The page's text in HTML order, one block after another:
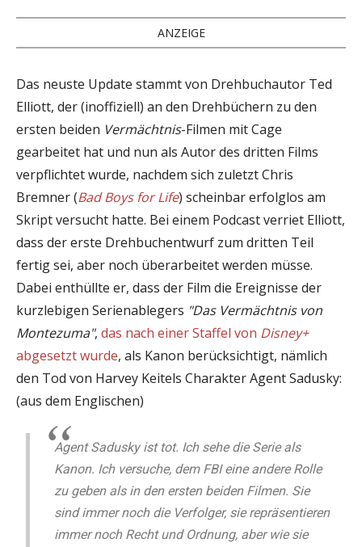
ANZEIGE
Das neuste Update stammt von Drehbuchautor Ted
Elliott, der (inoffiziell) an den Drehbüchern zu den
ersten beiden Vermächtnis-Filmen mit Cage
gearbeitet hat und nun als Autor des dritten Films
verpflichtet wurde, nachdem sich zuletzt Chris
Bremner (Bad Boys for Life) scheinbar erfolglos am
Skript versucht hatte. Bei einem Podcast verriet Elliott,
dass der erste Drehbuchentwurf zum dritten Teil
fertig sei, aber noch überarbeitet werden müsse.
Dabei enthüllte er, dass der Film die Ereignisse der
kurzlebigen Serienablegers "Das Vermächtnis von
Montezuma", das nach einer Staffel von Disney+
abgesetzt wurde, als Kanon berücksichtigt, nämlich
den Tod von Harvey Keitels Charakter Agent Sadusky:
(aus dem Englischen)
Agent Sadusky ist tot. Ich sehe die Serie als
Kanon. Ich versuche, dem FBI eine andere Rolle
zu geben als in den ersten beiden Filmen. Sie
sind immer noch die Verfolger, sie repräsentieren
immer noch Recht und Ordnung, aber wie sie